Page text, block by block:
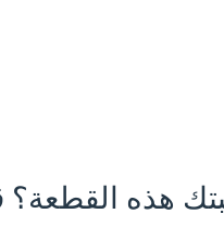
هذه القطعة؟